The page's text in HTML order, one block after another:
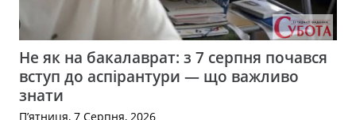
Не як на бакалаврат: з 7 серпня почався
вступ до аспірантури — що важливо
знати
П’ятниця, 7 Серпня, 2026